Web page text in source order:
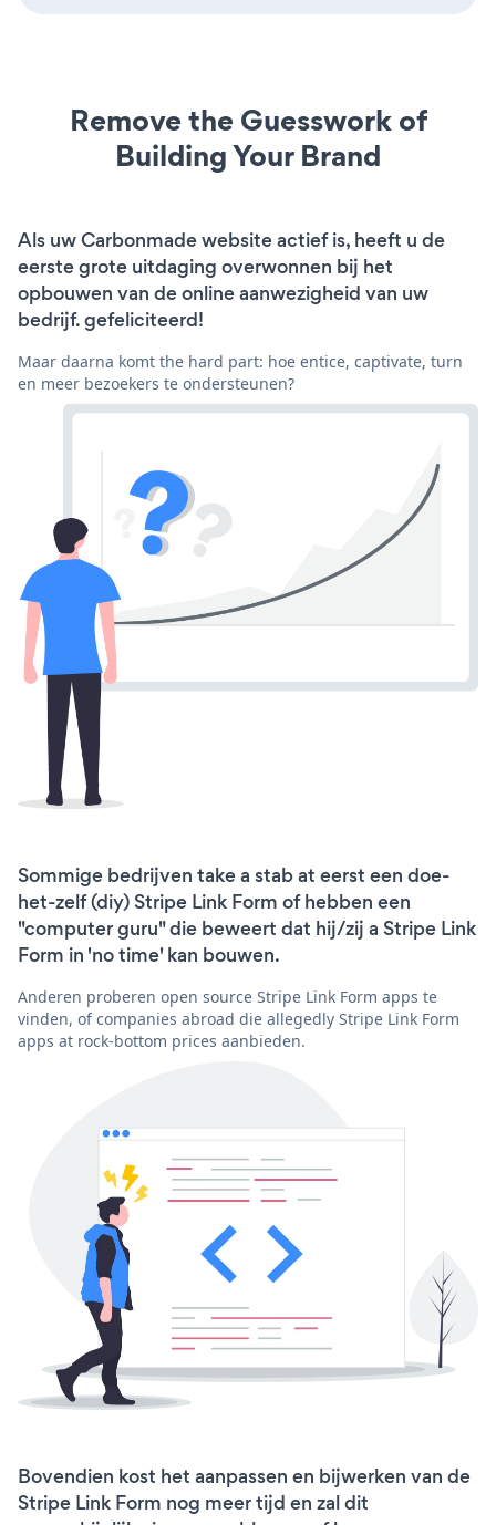
Remove the Guesswork of
Building Your Brand
Als uw Carbonmade website actief is, heeft u de
eerste grote uitdaging overwonnen bij het
opbouwen van de online aanwezigheid van uw
bedrijf. gefeliciteerd!
Maar daarna komt the hard part: hoe entice, captivate, turn
en meer bezoekers te ondersteunen?
Sommige bedrijven take a stab at eerst een doe-
het-zelf (diy) Stripe Link Form of hebben een
"computer guru" die beweert dat hij/zij a Stripe Link
Form in 'no time' kan bouwen.
Anderen proberen open source Stripe Link Form apps te
vinden, of companies abroad die allegedly Stripe Link Form
apps at rock-bottom prices aanbieden.
Bovendien kost het aanpassen en bijwerken van de
Stripe Link Form nog meer tijd en zal dit